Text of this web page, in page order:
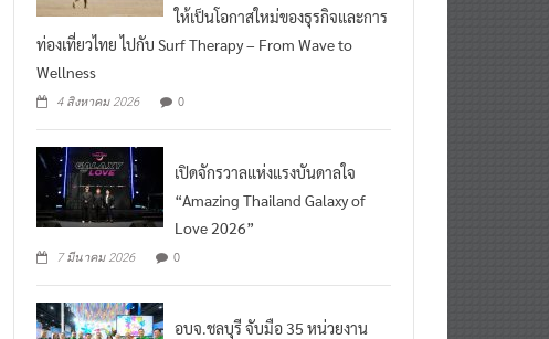
ให้เป็นโอกาสใหม่ของธุรกิจและการ
ท่องเที่ยวไทย ไปกับ Surf Therapy – From Wave to
Wellness
4 สิงหาคม 2026 0
เปิดจักรวาลแห่งแรงบันดาลใจ
“Amazing Thailand Galaxy of
Love 2026”
7 มีนาคม 2026 0
อบจ.ชลบุรี จับมือ 35 หน่วยงาน